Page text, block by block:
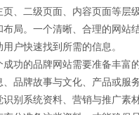
、二级页面、内容页面等层
局。一个清晰、合理的网站
户快速找到所需的信息。
功的品牌网站需要准备丰富
品牌故事与文化、产品或服
别系统资料、营销与推广素